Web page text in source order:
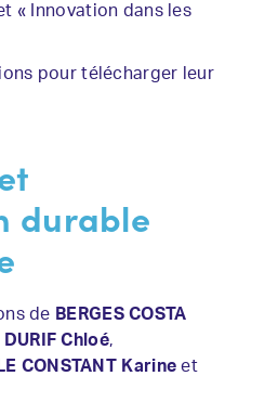
« Innovation dans les
pour télécharger leur
durable
de BERGES COSTA
DURIF Chloé,
LE CONSTANT Karine et